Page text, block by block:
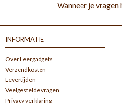
Wanneer je
INFORMATIE
Over Leergadgets
Verzendkosten
Levertijden
Veelgestelde vragen
Privacy verklaring